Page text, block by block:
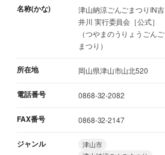
名称(かな)
津山納涼ごんごまつりIN吉
井川 実行委員会［公式］
（つやまのうりょうごんご
まつり）
所在地 岡山県津山市山北520
電話番号 0868-32-2082
FAX番号 0868-32-2147
ジャンル
津山市